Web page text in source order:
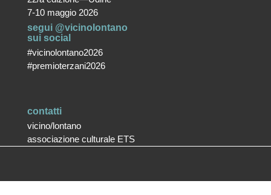
7-10 maggio 2026
segui @vicinolontano
sui social
#vicinolontano2026
#premioterzani2026
contatti
vicino/lontano
associazione culturale ETS
P.Iva 02357370309